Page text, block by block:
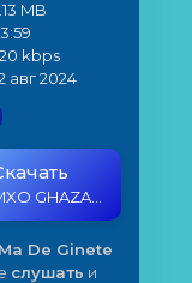
MB
kbps
авг 2024
MXO GHAZARYAN - Ma De Ginete - Yet Dardir (COVER)
De Ginete
слушать и